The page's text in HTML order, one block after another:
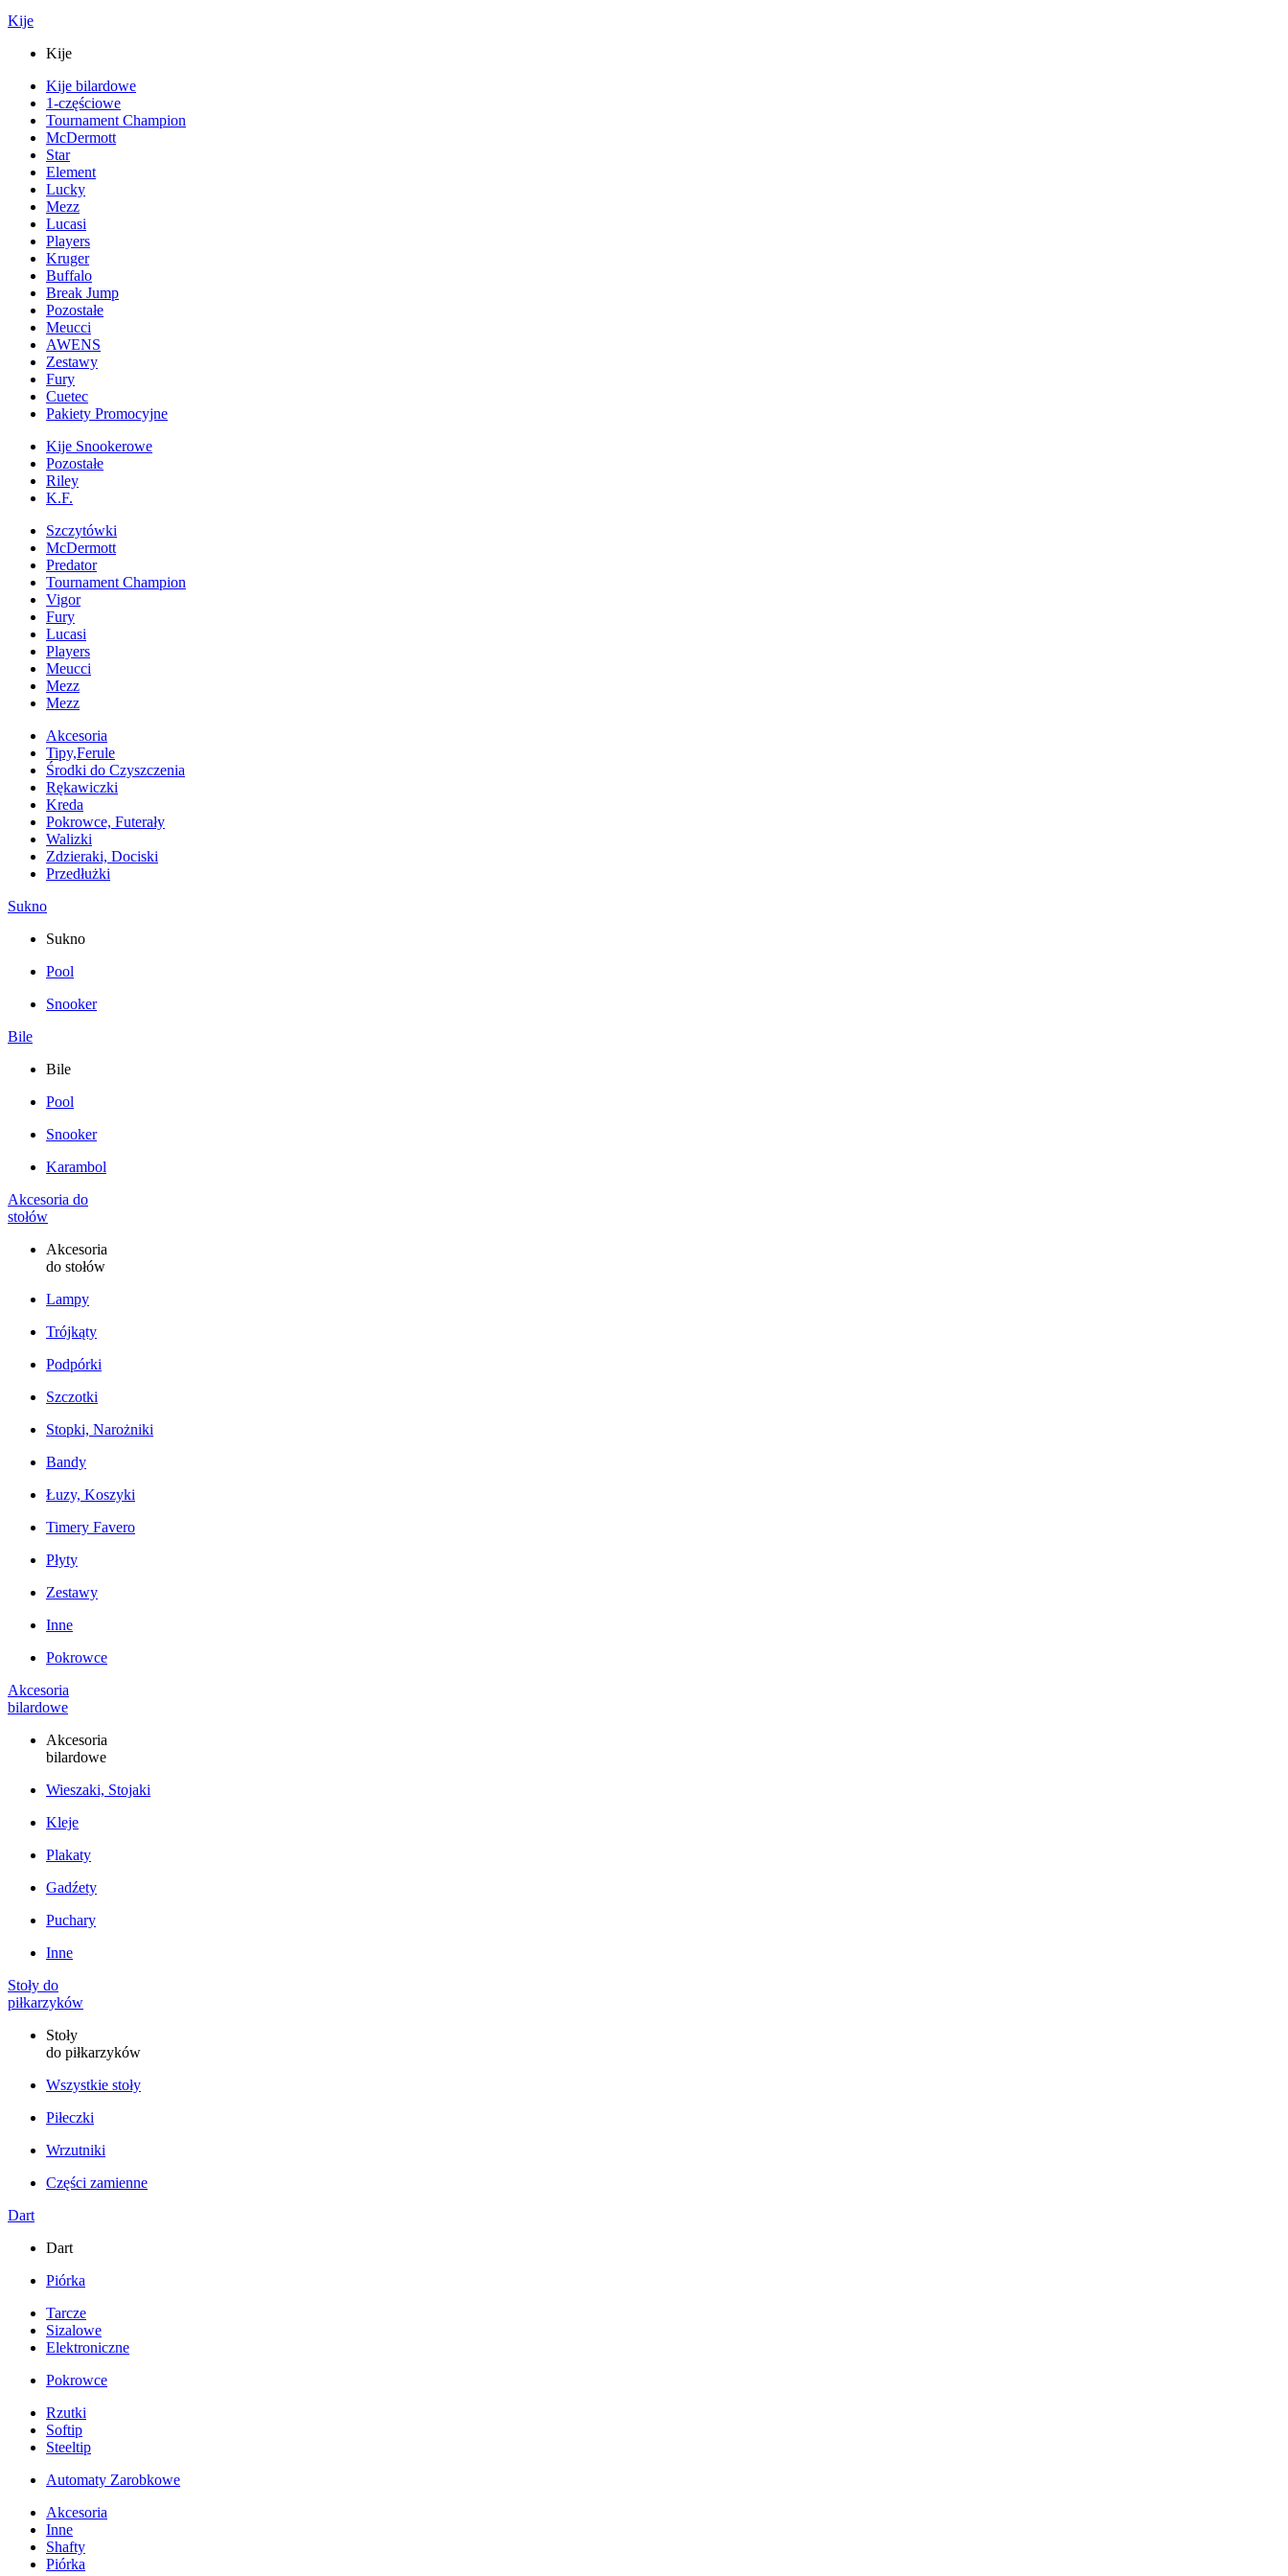
Kije
Kije
Kije bilardowe
1-częściowe
Tournament Champion
McDermott
Star
Element
Lucky
Mezz
Lucasi
Players
Kruger
Buffalo
Break Jump
Pozostałe
Meucci
AWENS
Zestawy
Fury
Cuetec
Pakiety Promocyjne
Kije Snookerowe
Pozostałe
Riley
K.F.
Szczytówki
McDermott
Predator
Tournament Champion
Vigor
Fury
Lucasi
Players
Meucci
Mezz
Mezz
Akcesoria
Tipy,Ferule
Środki do Czyszczenia
Rękawiczki
Kreda
Pokrowce, Futerały
Walizki
Zdzieraki, Dociski
Przedłużki
Sukno
Sukno
Pool
Snooker
Bile
Bile
Pool
Snooker
Karambol
Akcesoria do
stołów
Akcesoria
do stołów
Lampy
Trójkąty
Podpórki
Szczotki
Stopki, Narożniki
Bandy
Łuzy, Koszyki
Timery Favero
Płyty
Zestawy
Inne
Pokrowce
Akcesoria
bilardowe
Akcesoria
bilardowe
Wieszaki, Stojaki
Kleje
Plakaty
Gadźety
Puchary
Inne
Stoły do
piłkarzyków
Stoły
do piłkarzyków
Wszystkie stoły
Piłeczki
Wrzutniki
Części zamienne
Dart
Dart
Piórka
Tarcze
Sizalowe
Elektroniczne
Pokrowce
Rzutki
Softip
Steeltip
Automaty Zarobkowe
Akcesoria
Inne
Shafty
Piórka